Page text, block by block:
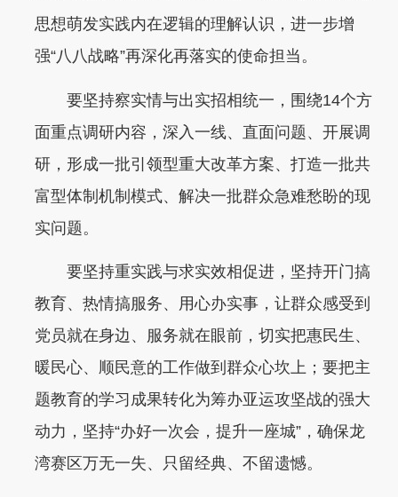
思想萌发实践内在逻辑的理解认识，进一步增
强“八八战略”再深化再落实的使命担当。
要坚持察实情与出实招相统一，围绕14个方
面重点调研内容，深入一线、直面问题、开展调
研，形成一批引领型重大改革方案、打造一批共
富型体制机制模式、解决一批群众急难愁盼的现
实问题。
要坚持重实践与求实效相促进，坚持开门搞
教育、热情搞服务、用心办实事，让群众感受到
党员就在身边、服务就在眼前，切实把惠民生、
暖民心、顺民意的工作做到群众心坎上；要把主
题教育的学习成果转化为筹办亚运攻坚战的强大
动力，坚持“办好一次会，提升一座城”，确保龙
湾赛区万无一失、只留经典、不留遗憾。